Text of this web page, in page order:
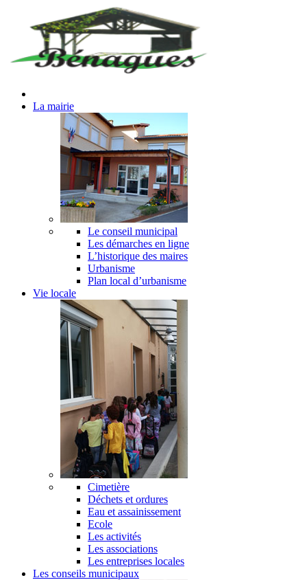
La mairie
Le conseil municipal
Les démarches en ligne
L’historique des maires
Urbanisme
Plan local d’urbanisme
Vie locale
Cimetière
Déchets et ordures
Eau et assainissement
Ecole
Les activités
Les associations
Les entreprises locales
Les conseils municipaux